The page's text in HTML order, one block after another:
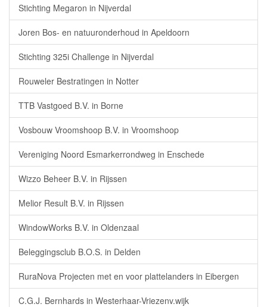
Stichting Megaron in Nijverdal
Joren Bos- en natuuronderhoud in Apeldoorn
Stichting 325i Challenge in Nijverdal
Rouweler Bestratingen in Notter
TTB Vastgoed B.V. in Borne
Vosbouw Vroomshoop B.V. in Vroomshoop
Vereniging Noord Esmarkerrondweg in Enschede
Wizzo Beheer B.V. in Rijssen
Melior Result B.V. in Rijssen
WindowWorks B.V. in Oldenzaal
Beleggingsclub B.O.S. in Delden
RuraNova Projecten met en voor plattelanders in Eibergen
C.G.J. Bernhards in Westerhaar-Vriezenv.wijk